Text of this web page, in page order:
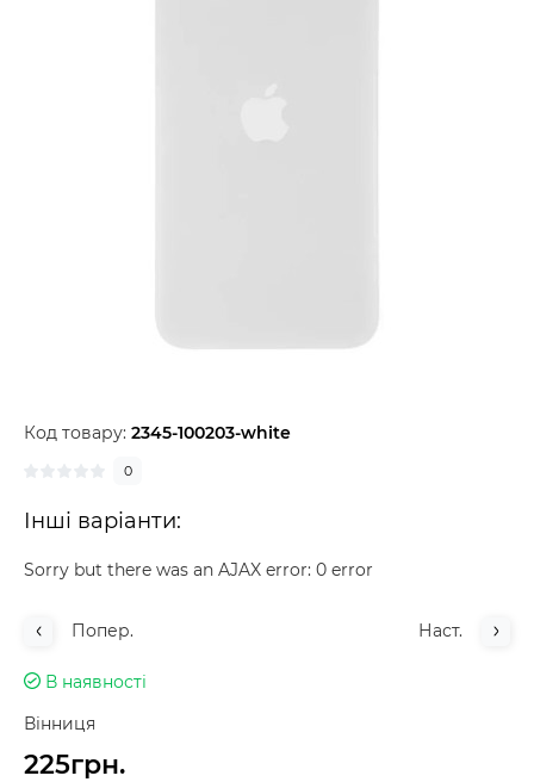
Код товару: 2345-100203-white
0
Інші варіанти:
Sorry but there was an AJAX error: 0 error
Попер. Наст.
В наявності
Вінниця
225грн.